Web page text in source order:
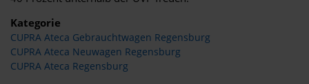
Kategorie
CUPRA Ateca Gebrauchtwagen Regensburg
CUPRA Ateca Neuwagen Regensburg
CUPRA Ateca Regensburg